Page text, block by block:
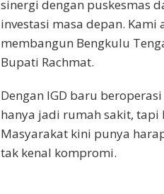
sinergi dengan puskesmas
investasi masa depan.
membangun Bengkulu
Bupati Rachmat.
Dengan IGD baru
hanya jadi rumah sakit, tapi
Masyarakat kini punya
tak kenal kompromi.